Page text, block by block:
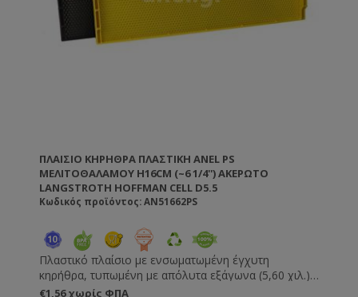
ΠΛΑΊΣΙΟ ΚΗΡΉΘΡΑ ΠΛΑΣΤΙΚΉ ANEL PS
ΜΕΛΙΤΟΘΑΛΆΜΟΥ H16CM (~6 1/4'') ΑΚΈΡΩΤΟ
LANGSTROTH HOFFMAN CELL D5.5
Κωδικός προϊόντος: AN51662PS
Πλαστικό πλαίσιο με ενσωματωμένη έγχυτη
κηρήθρα, τυπωμένη με απόλυτα εξάγωνα (5,60 χιλ.).
Δεν χρειάζονται πέρασμα πιρτσινιών, σύρματος και
€1,56 χωρίς ΦΠΑ